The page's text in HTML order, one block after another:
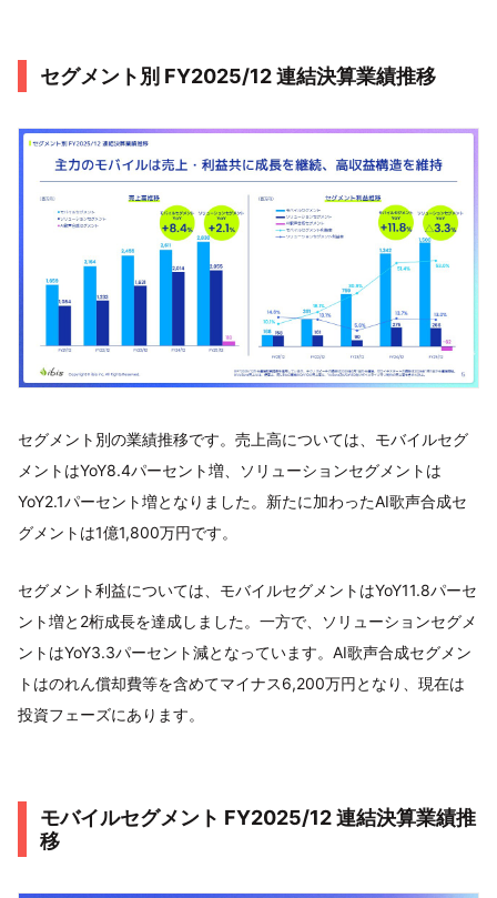
セグメント別 FY2025/12 連結決算業績推移
セグメント別の業績推移です。売上高については、モバイルセグ
メントはYoY8.4パーセント増、ソリューションセグメントは
YoY2.1パーセント増となりました。新たに加わったAI歌声合成セ
グメントは1億1,800万円です。
セグメント利益については、モバイルセグメントはYoY11.8パーセ
ント増と2桁成長を達成しました。一方で、ソリューションセグメ
ントはYoY3.3パーセント減となっています。AI歌声合成セグメン
トはのれん償却費等を含めてマイナス6,200万円となり、現在は
投資フェーズにあります。
モバイルセグメント FY2025/12 連結決算業績推
移